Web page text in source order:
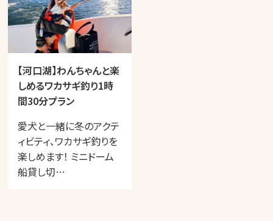
【河口湖】わんちゃんと楽
しめるワカサギ釣り1時
間30分プラン
愛犬と一緒に冬のアクテ
ィビティ、ワカサギ釣りを
楽しめます！ ミニドーム
船貸し切…